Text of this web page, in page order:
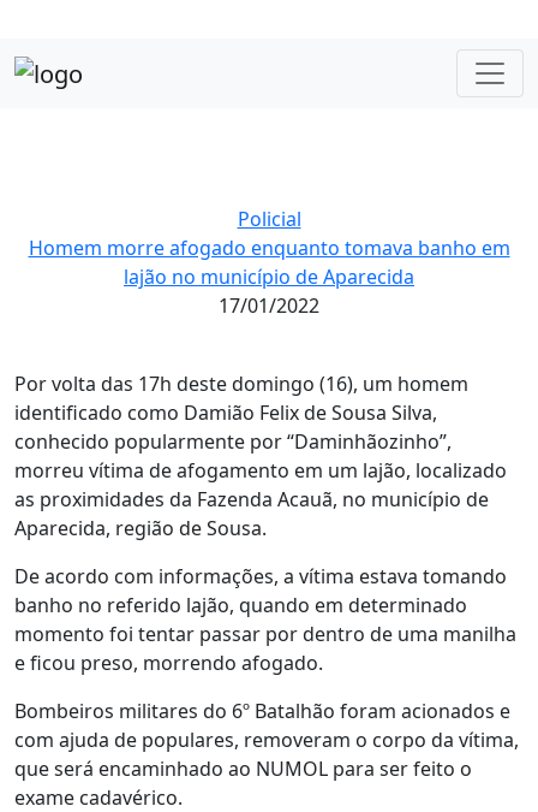
Policial
Homem morre afogado enquanto tomava banho em
lajão no município de Aparecida
17/01/2022
Por volta das 17h deste domingo (16), um homem
identificado como Damião Felix de Sousa Silva,
conhecido popularmente por “Daminhãozinho”,
morreu vítima de afogamento em um lajão, localizado
as proximidades da Fazenda Acauã, no município de
Aparecida, região de Sousa.
De acordo com informações, a vítima estava tomando
banho no referido lajão, quando em determinado
momento foi tentar passar por dentro de uma manilha
e ficou preso, morrendo afogado.
Bombeiros militares do 6º Batalhão foram acionados e
com ajuda de populares, removeram o corpo da vítima,
que será encaminhado ao NUMOL para ser feito o
exame cadavérico.